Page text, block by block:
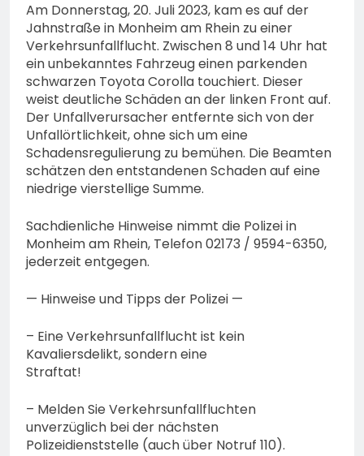
Am Donnerstag, 20. Juli 2023, kam es auf der
Jahnstraße in Monheim am Rhein zu einer
Verkehrsunfallflucht. Zwischen 8 und 14 Uhr hat
ein unbekanntes Fahrzeug einen parkenden
schwarzen Toyota Corolla touchiert. Dieser
weist deutliche Schäden an der linken Front auf.
Der Unfallverursacher entfernte sich von der
Unfallörtlichkeit, ohne sich um eine
Schadensregulierung zu bemühen. Die Beamten
schätzen den entstandenen Schaden auf eine
niedrige vierstellige Summe.
Sachdienliche Hinweise nimmt die Polizei in
Monheim am Rhein, Telefon 02173 / 9594-6350,
jederzeit entgegen.
— Hinweise und Tipps der Polizei —
– Eine Verkehrsunfallflucht ist kein
Kavaliersdelikt, sondern eine
Straftat!
– Melden Sie Verkehrsunfallfluchten
unverzüglich bei der nächsten
Polizeidienststelle (auch über Notruf 110).